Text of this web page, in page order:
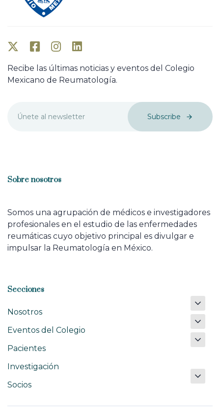
Recibe las últimas noticias y eventos del Colegio
Mexicano de Reumatología.
Subscribe
Sobre nosotros
Somos una agrupación de médicos e investigadores
profesionales en el estudio de las enfermedades
reumáticas cuyo objetivo principal es divulgar e
impulsar la Reumatología en México.
Secciones
Nosotros
Eventos del Colegio
Pacientes
Investigación
Socios